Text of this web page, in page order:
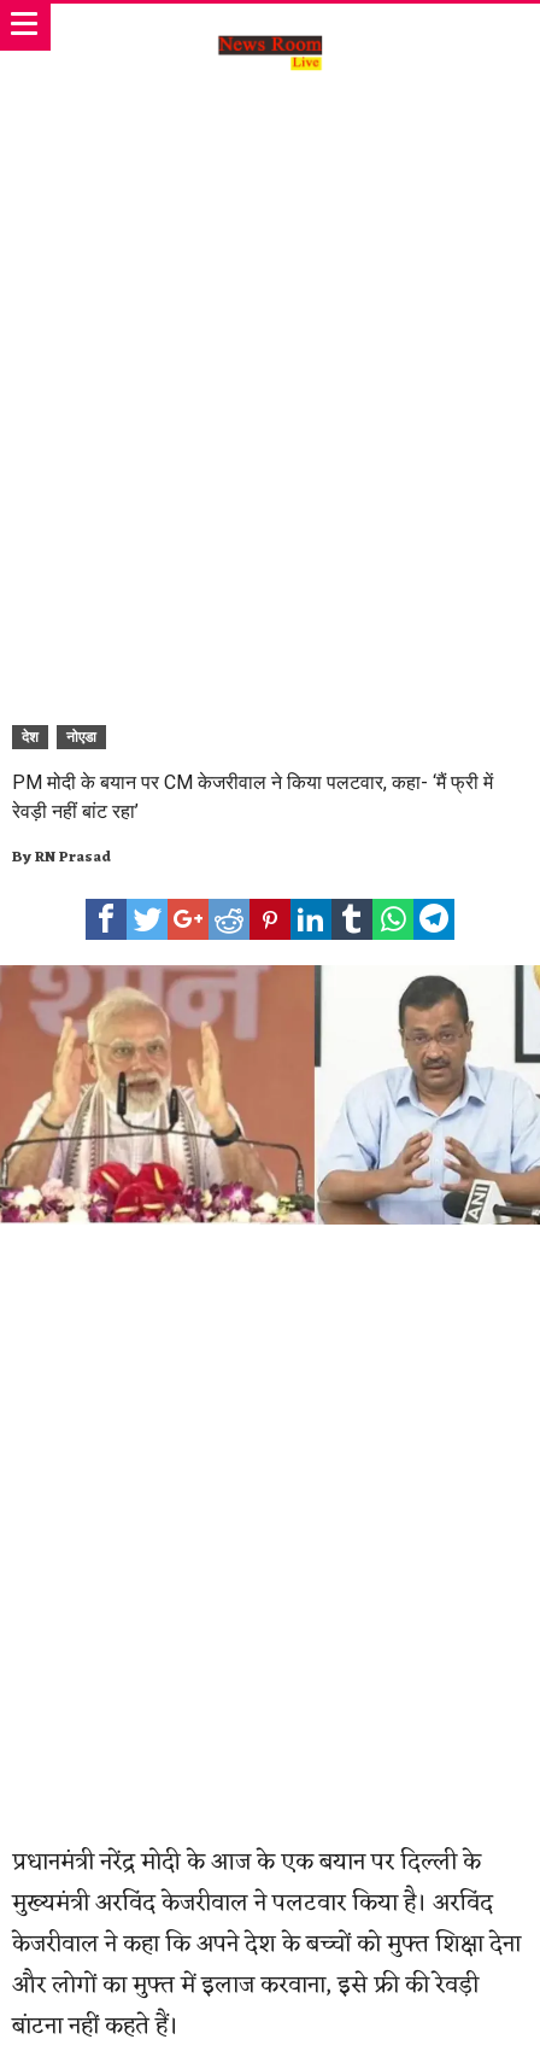
देश नोएडा
PM मोदी के बयान पर CM केजरीवाल ने किया पलटवार, कहा- ‘मैं फ्री में
रेवड़ी नहीं बांट रहा’
ByRN Prasad
प्रधानमंत्री नरेंद्र मोदी के आज के एक बयान पर दिल्ली के
मुख्यमंत्री अरविंद केजरीवाल ने पलटवार किया है। अरविंद
केजरीवाल ने कहा कि अपने देश के बच्चों को मुफ्त शिक्षा देना
और लोगों का मुफ्त में इलाज करवाना, इसे फ्री की रेवड़ी
बांटना नहीं कहते हैं।